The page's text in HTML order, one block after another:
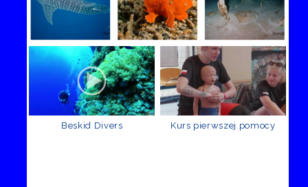
Beskid Divers Kurs pierwszej pomocy